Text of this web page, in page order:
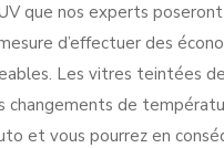
que nos experts
d’effectuer des
Les vitres teintées
changements de
et vous pourrez en